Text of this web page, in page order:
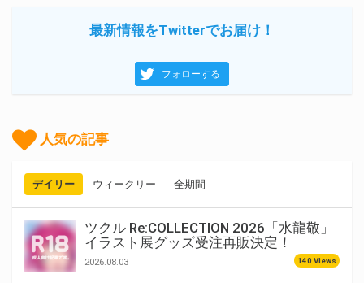
最新情報をTwitterでお届け！
フォローする
人気の記事
デイリー ウィークリー 全期間
ツクル Re:COLLECTION 2026「水龍敬」
イラスト展グッズ受注再販決定！
2026.08.03 140 Views